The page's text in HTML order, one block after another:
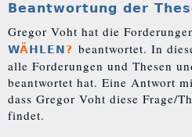
Beantwortung der
Gregor Voht hat die
WÄHLEN? beantwortet. In
alle Forderungen und Thesen
beantwortet hat. Eine Antwort
dass Gregor Voht diese Frage/
findet.